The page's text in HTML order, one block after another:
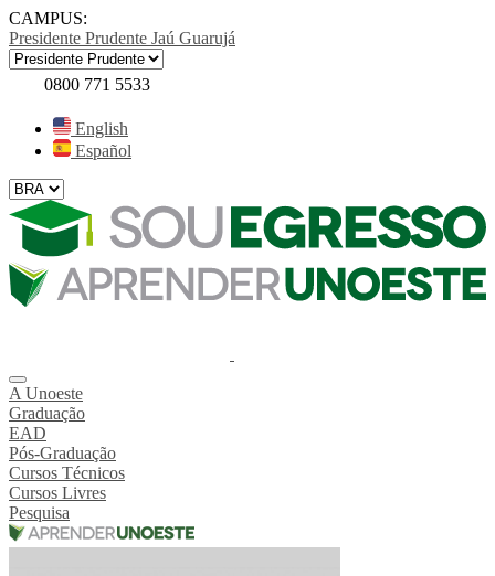
CAMPUS:
Presidente Prudente Jaú Guarujá
0800 771 5533
English
Español
A Unoeste
Graduação
EAD
Pós-Graduação
Cursos Técnicos
Cursos Livres
Pesquisa